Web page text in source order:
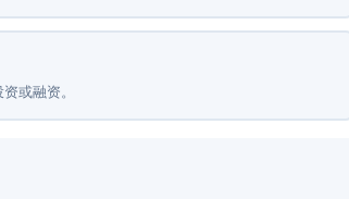
或融资。